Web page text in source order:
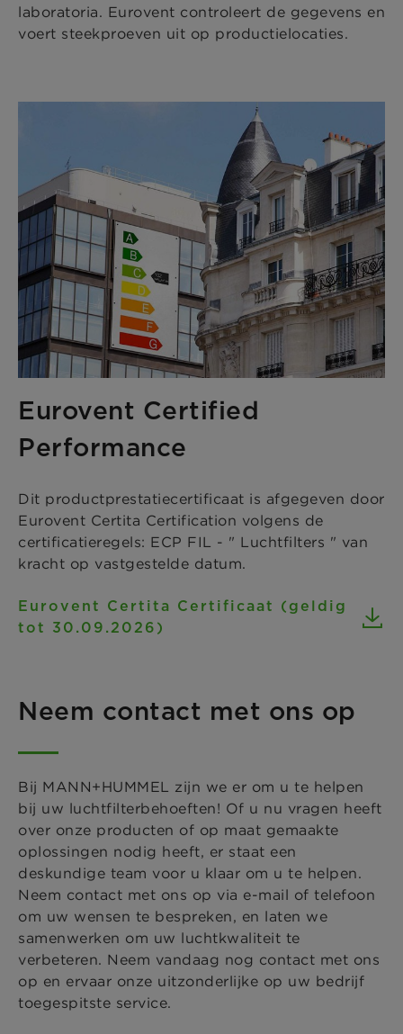
laboratoria. Eurovent controleert de gegevens en
voert steekproeven uit op productielocaties.
Eurovent Certified
Performance
Dit productprestatiecertificaat is afgegeven door
Eurovent Certita Certification volgens de
certificatieregels: ECP FIL - " Luchtfilters " van
kracht op vastgestelde datum.
Eurovent Certita Certificaat (geldig
tot 30.09.2026)
Neem contact met ons op
Bij MANN+HUMMEL zijn we er om u te helpen
bij uw luchtfilterbehoeften! Of u nu vragen heeft
over onze producten of op maat gemaakte
oplossingen nodig heeft, er staat een
deskundige team voor u klaar om u te helpen.
Neem contact met ons op via e-mail of telefoon
om uw wensen te bespreken, en laten we
samenwerken om uw luchtkwaliteit te
verbeteren. Neem vandaag nog contact met ons
op en ervaar onze uitzonderlijke op uw bedrijf
toegespitste service.